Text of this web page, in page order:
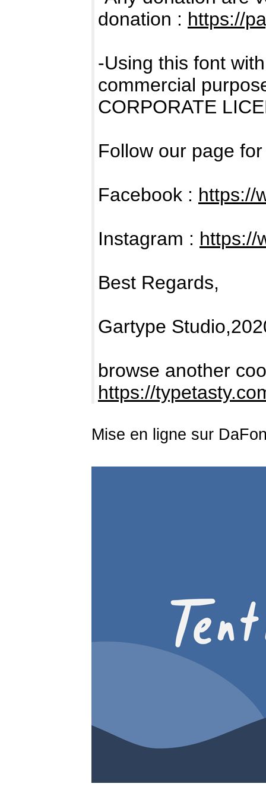
donation : https://
-Using this font
commercial
CORPORATE
Follow our page
Facebook : https://
Instagram : https://
Best Regards,
Gartype
browse another
https://
Mise en ligne sur